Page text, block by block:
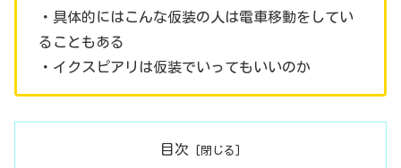
・具体的にはこんな仮装の人は電車移動をしてい
ることもある
・イクスピアリは仮装でいってもいいのか
目次